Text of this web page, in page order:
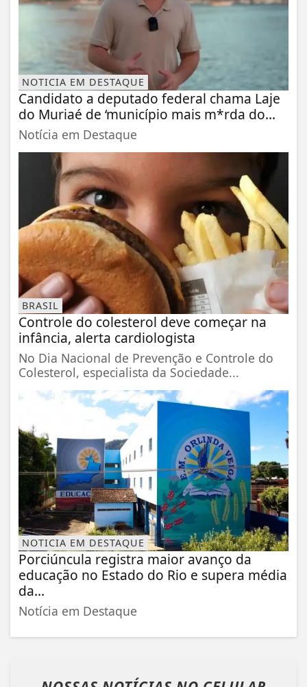
NOTICIA EM DESTAQUE
Candidato a deputado federal chama Laje
do Muriaé de ‘município mais m*rda do...
Notícia em Destaque
BRASIL
Controle do colesterol deve começar na
infância, alerta cardiologista
No Dia Nacional de Prevenção e Controle do
Colesterol, especialista da Sociedade...
NOTICIA EM DESTAQUE
Porciúncula registra maior avanço da
educação no Estado do Rio e supera média
da...
Notícia em Destaque